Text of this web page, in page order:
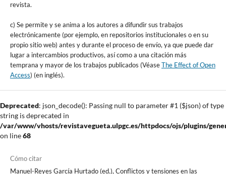
revista.
c) Se permite y se anima a los autores a difundir sus trabajos
electrónicamente (por ejemplo, en repositorios institucionales o en su
propio sitio web) antes y durante el proceso de envío, ya que puede dar
lugar a intercambios productivos, así como a una citación más
temprana y mayor de los trabajos publicados (VéaseThe Effect of Open
Access) (en inglés).
Deprecated: json_decode(): Passing null to parameter #1 ($json) of type
string is deprecated in
/var/www/vhosts/revistavegueta.ulpgc.es/httpdocs/ojs/plugins/
on line68
Cómo citar
Manuel-Reyes García Hurtado (ed.), Conflictos y tensiones en las